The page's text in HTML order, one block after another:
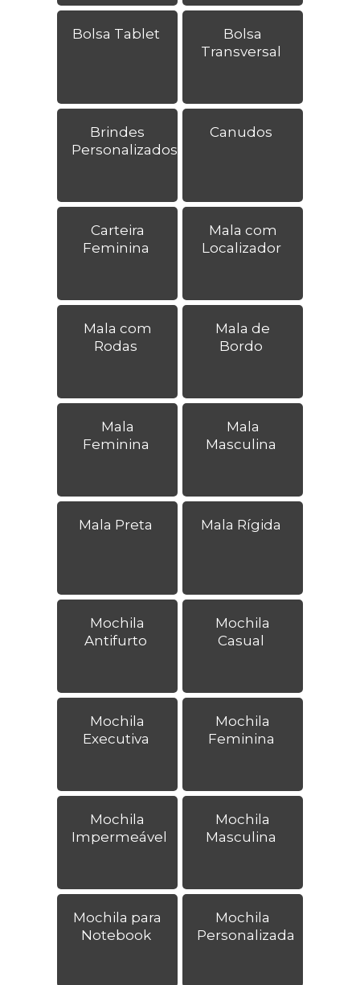
Bolsa Tablet
Bolsa
Transversal
Brindes
Personalizados
Canudos
Carteira
Feminina
Mala com
Localizador
Mala com
Rodas
Mala de
Bordo
Mala
Feminina
Mala
Masculina
Mala Preta Mala Rígida
Mochila
Antifurto
Mochila
Casual
Mochila
Executiva
Mochila
Feminina
Mochila
Impermeável
Mochila
Masculina
Mochila para
Notebook
Mochila
Personalizada